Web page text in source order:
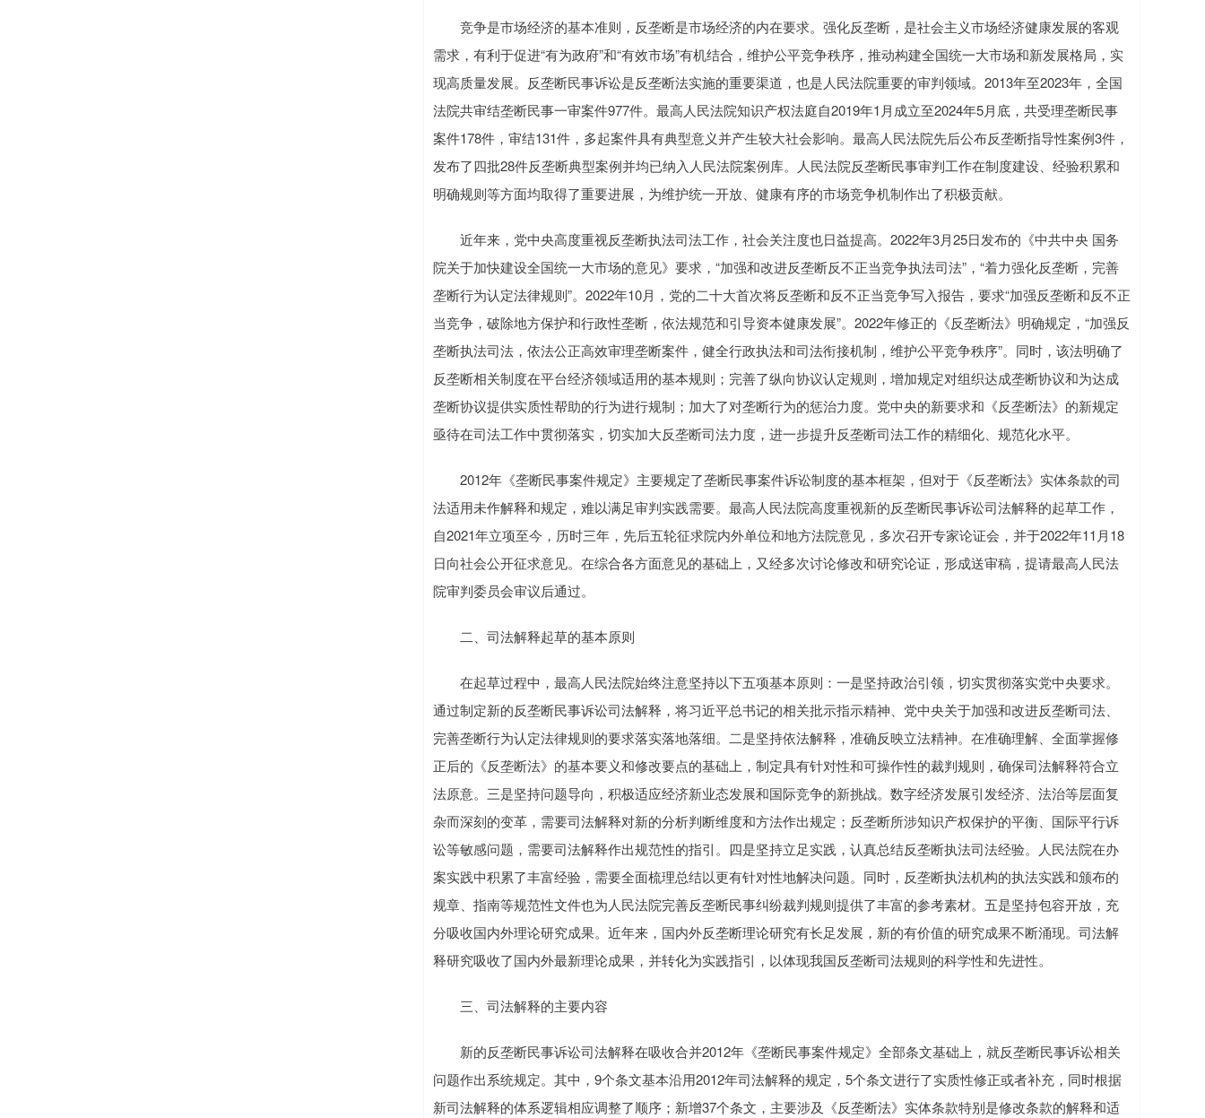
竞争是市场经济的基本准则，反垄断是市场经济的内在要求。强化反垄断，是社会主义市场经济健康发展的客观
需求，有利于促进“有为政府”和“有效市场”有机结合，维护公平竞争秩序，推动构建全国统一大市场和新发展格局，实
现高质量发展。反垄断民事诉讼是反垄断法实施的重要渠道，也是人民法院重要的审判领域。2013年至2023年，全国
法院共审结垄断民事一审案件977件。最高人民法院知识产权法庭自2019年1月成立至2024年5月底，共受理垄断民事
案件178件，审结131件，多起案件具有典型意义并产生较大社会影响。最高人民法院先后公布反垄断指导性案例3件，
发布了四批28件反垄断典型案例并均已纳入人民法院案例库。人民法院反垄断民事审判工作在制度建设、经验积累和
明确规则等方面均取得了重要进展，为维护统一开放、健康有序的市场竞争机制作出了积极贡献。
近年来，党中央高度重视反垄断执法司法工作，社会关注度也日益提高。2022年3月25日发布的《中共中央 国务
院关于加快建设全国统一大市场的意见》要求，“加强和改进反垄断反不正当竞争执法司法”，“着力强化反垄断，完善
垄断行为认定法律规则”。2022年10月，党的二十大首次将反垄断和反不正当竞争写入报告，要求“加强反垄断和反不正
当竞争，破除地方保护和行政性垄断，依法规范和引导资本健康发展”。2022年修正的《反垄断法》明确规定，“加强反
垄断执法司法，依法公正高效审理垄断案件，健全行政执法和司法衔接机制，维护公平竞争秩序”。同时，该法明确了
反垄断相关制度在平台经济领域适用的基本规则；完善了纵向协议认定规则，增加规定对组织达成垄断协议和为达成
垄断协议提供实质性帮助的行为进行规制；加大了对垄断行为的惩治力度。党中央的新要求和《反垄断法》的新规定
亟待在司法工作中贯彻落实，切实加大反垄断司法力度，进一步提升反垄断司法工作的精细化、规范化水平。
2012年《垄断民事案件规定》主要规定了垄断民事案件诉讼制度的基本框架，但对于《反垄断法》实体条款的司
法适用未作解释和规定，难以满足审判实践需要。最高人民法院高度重视新的反垄断民事诉讼司法解释的起草工作，
自2021年立项至今，历时三年，先后五轮征求院内外单位和地方法院意见，多次召开专家论证会，并于2022年11月18
日向社会公开征求意见。在综合各方面意见的基础上，又经多次讨论修改和研究论证，形成送审稿，提请最高人民法
院审判委员会审议后通过。
二、司法解释起草的基本原则
在起草过程中，最高人民法院始终注意坚持以下五项基本原则：一是坚持政治引领，切实贯彻落实党中央要求。
通过制定新的反垄断民事诉讼司法解释，将习近平总书记的相关批示指示精神、党中央关于加强和改进反垄断司法、
完善垄断行为认定法律规则的要求落实落地落细。二是坚持依法解释，准确反映立法精神。在准确理解、全面掌握修
正后的《反垄断法》的基本要义和修改要点的基础上，制定具有针对性和可操作性的裁判规则，确保司法解释符合立
法原意。三是坚持问题导向，积极适应经济新业态发展和国际竞争的新挑战。数字经济发展引发经济、法治等层面复
杂而深刻的变革，需要司法解释对新的分析判断维度和方法作出规定；反垄断所涉知识产权保护的平衡、国际平行诉
讼等敏感问题，需要司法解释作出规范性的指引。四是坚持立足实践，认真总结反垄断执法司法经验。人民法院在办
案实践中积累了丰富经验，需要全面梳理总结以更有针对性地解决问题。同时，反垄断执法机构的执法实践和颁布的
规章、指南等规范性文件也为人民法院完善反垄断民事纠纷裁判规则提供了丰富的参考素材。五是坚持包容开放，充
分吸收国内外理论研究成果。近年来，国内外反垄断理论研究有长足发展，新的有价值的研究成果不断涌现。司法解
释研究吸收了国内外最新理论成果，并转化为实践指引，以体现我国反垄断司法规则的科学性和先进性。
三、司法解释的主要内容
新的反垄断民事诉讼司法解释在吸收合并2012年《垄断民事案件规定》全部条文基础上，就反垄断民事诉讼相关
问题作出系统规定。其中，9个条文基本沿用2012年司法解释的规定，5个条文进行了实质性修正或者补充，同时根据
新司法解释的体系逻辑相应调整了顺序；新增37个条文，主要涉及《反垄断法》实体条款特别是修改条款的解释和适